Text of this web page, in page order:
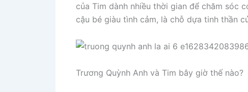
của Tim dành nhiều thời gian để chăm sóc
cậu bé giàu tình cảm, là chỗ dựa tinh thần
Trương Quỳnh Anh và Tim bây giờ thế nào?